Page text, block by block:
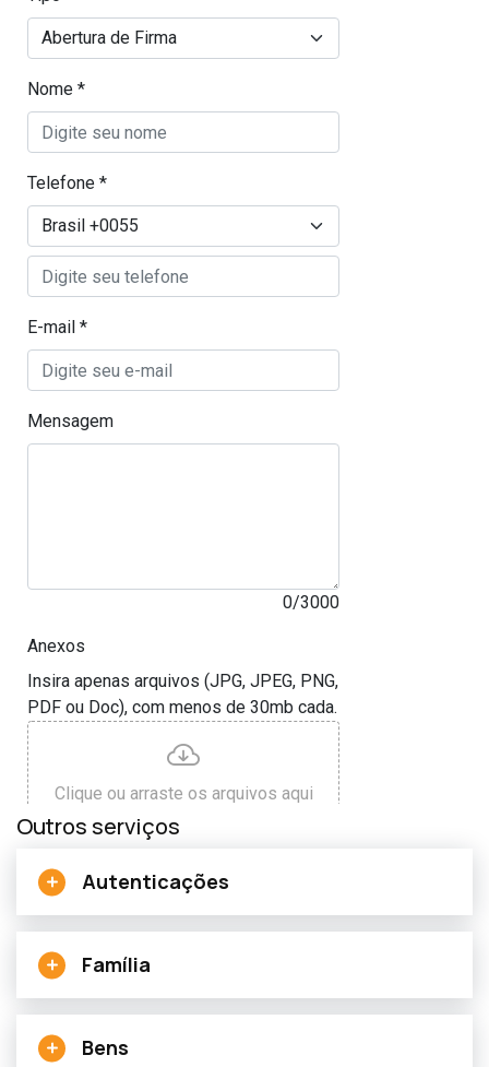
Outros serviços
Autenticações
Família
Bens